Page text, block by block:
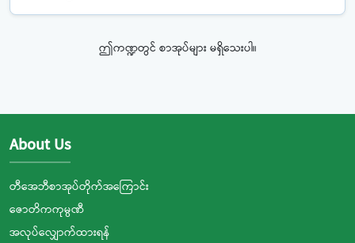
ဤကဏ္ဍတွင် စာအုပ်များ မရှိသေးပါ။
About Us
တီအေဘီစာအုပ်တိုက်အကြောင်း
ဇောတိကကုမ္ပဏီ
အလုပ်လျှောက်ထားရန်